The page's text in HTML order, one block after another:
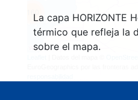
La capa HORIZONTE
térmico que refleja la
sobre el mapa.
160